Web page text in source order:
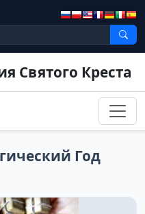
Святого Креста
Год